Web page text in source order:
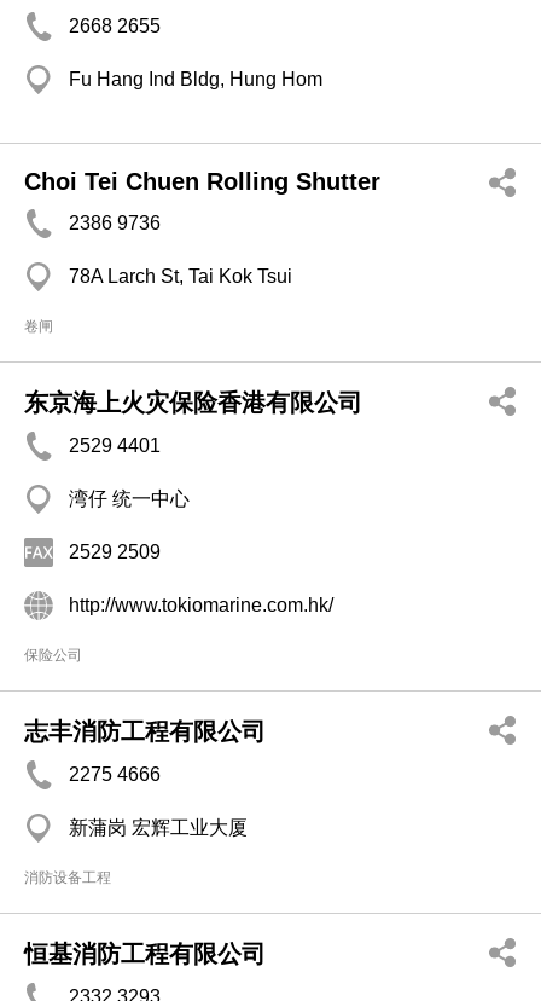
2668 2655
Fu Hang Ind Bldg, Hung Hom
Choi Tei Chuen Rolling Shutter
2386 9736
78A Larch St, Tai Kok Tsui
卷闸
东京海上火灾保险香港有限公司
2529 4401
湾仔 统一中心
2529 2509
http://www.tokiomarine.com.hk/
保险公司
志丰消防工程有限公司
2275 4666
新蒲岗 宏辉工业大厦
消防设备工程
恒基消防工程有限公司
2332 3293